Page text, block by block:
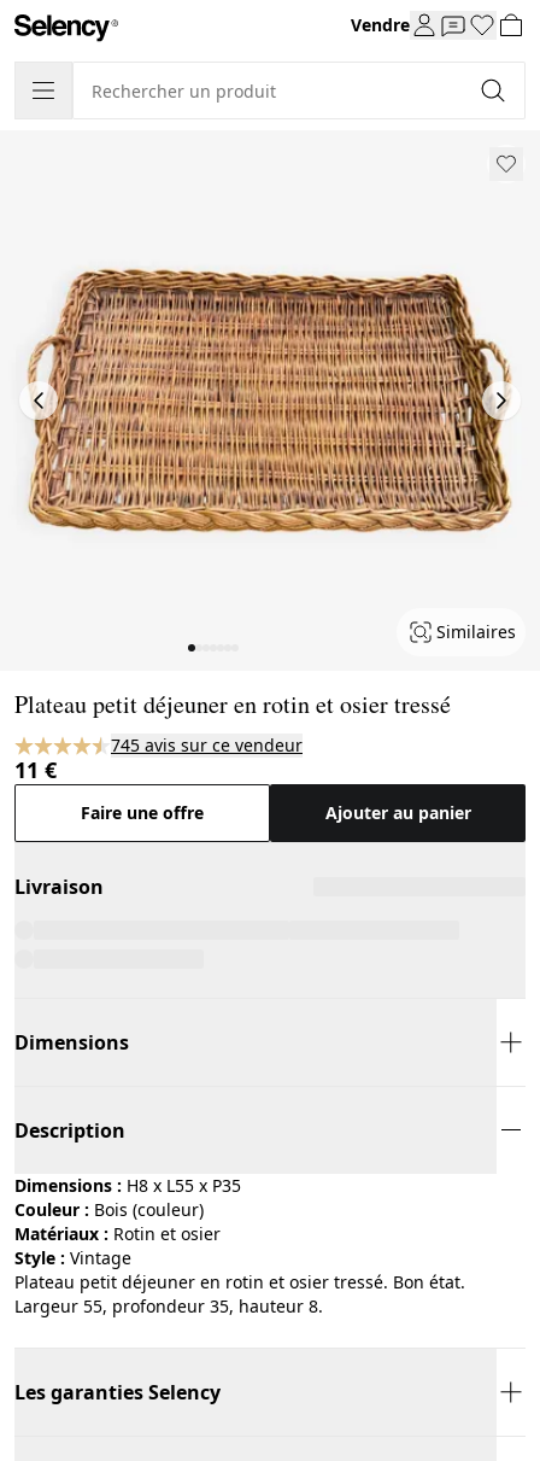
Vendre
Similaires
Plateau petit déjeuner en rotin et osier tressé
745 avis sur ce vendeur
11 €
Faire une offre Ajouter au panier
Livraison
Dimensions
Description
Dimensions : H8 x L55 x P35
Couleur :
bois (couleur)
Matériaux :
rotin et osier
Style :
vintage
Plateau petit déjeuner en rotin et osier tressé. Bon état.
Largeur 55, profondeur 35, hauteur 8.
Les garanties Selency